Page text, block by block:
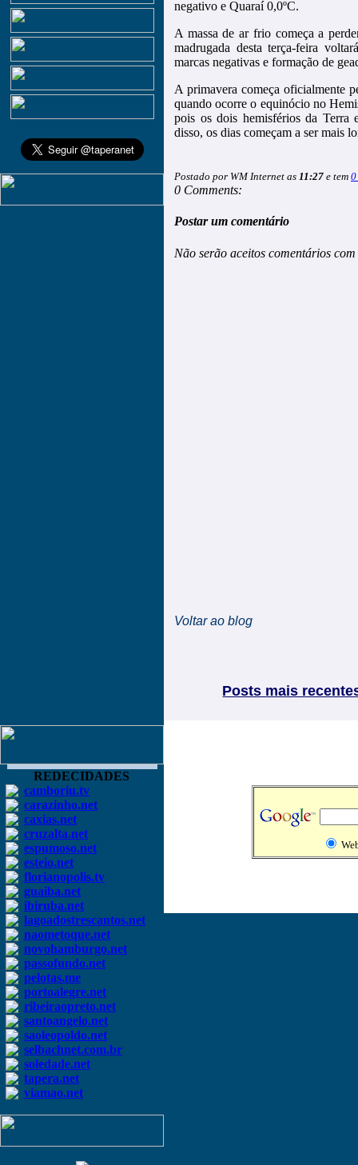
REDECIDADES
camboriu.tv
carazinho.net
caxias.net
cruzalta.net
espumoso.net
esteio.net
florianopolis.tv
guaiba.net
ibiruba.net
lagoadostrescantos.net
naometoque.net
novohamburgo.net
passofundo.net
pelotas.me
portoalegre.net
ribeiraopreto.net
santoangelo.net
saoleopoldo.net
selbachnet.com.br
soledade.net
tapera.net
viamao.net
negativo e Quaraí 0,0ºC.
A massa de ar frio começa a
madrugada desta terça-feira
marcas negativas e formação de
A primavera começa oficialmente
quando ocorre o equinócio no
pois os dois hemisférios da Terra
disso, os dias começam a ser mais
Postado por WM Internet as 11:27 e tem 0
0 Comments:
Postar um comentário
Não serão aceitos comentários
Voltar ao blog
Posts mais